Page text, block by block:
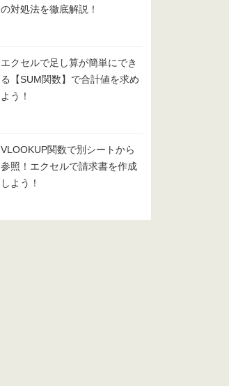
の対処法を徹底解説！
エクセルで足し算が簡単にでき
る【SUM関数】で合計値を求め
よう！
VLOOKUP関数で別シートから
参照！エクセルで請求書を作成
しよう！